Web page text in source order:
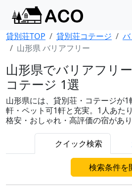
貸別荘TOP 貸別荘コテージ
山形県 バリアフリー
山形県でバリアフリ
コテージ 1選
山形県には、貸別荘・コテージが1
軒・ペット可1軒と充実。1人あた
格安・おしゃれ・高評価の宿があり
クイック検索
検索条件を